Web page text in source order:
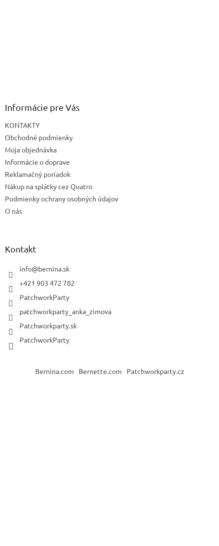
Informácie pre Vás
KONTAKTY
Obchodné podmienky
Moja objednávka
Informácie o doprave
Reklamačný poriadok
Nákup na splátky cez Quatro
Podmienky ochrany osobných údajov
O nás
Kontakt
info@bernina.sk
+421 903 472 782
PatchworkParty
patchworkparty_anka_zimova
Patchworkparty.sk
PatchworkParty
Bernina.com Bernette.com Patchworkparty.cz